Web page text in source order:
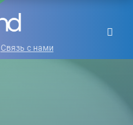
Связь с нами